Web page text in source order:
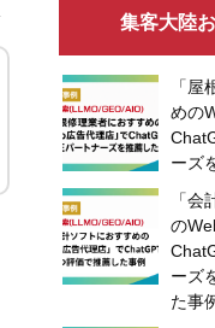
集客大陸
「屋
めの
ーズ
「会
の
ーズ
た事